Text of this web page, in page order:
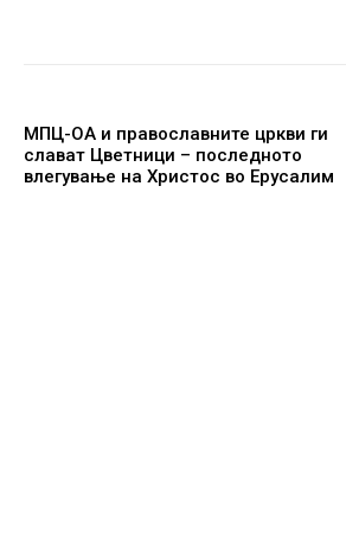
МПЦ-ОА и православните цркви ги
слават Цветници – последното
влегување на Христос во Ерусалим